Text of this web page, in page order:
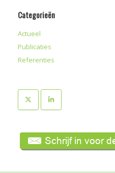
Categorieën
Actueel
Publicaties
Referenties